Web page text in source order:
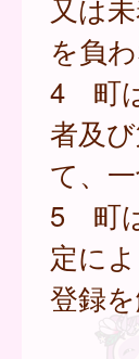
又は
を負
4 町
者及
て、
5 町
定に
登録